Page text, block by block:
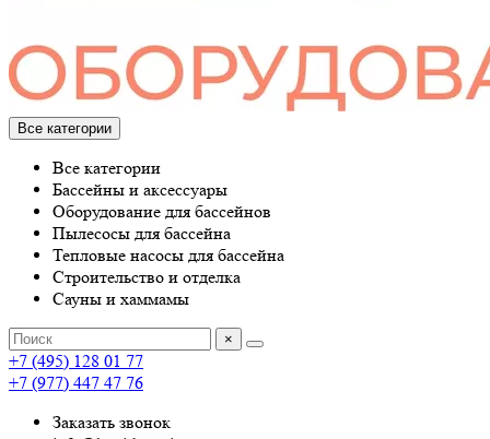
Все категории
Все категории
Бассейны и аксессуары
Оборудование для бассейнов
Пылесосы для бассейна
Тепловые насосы для бассейна
Строительство и отделка
Сауны и хаммамы
×
+7 (495) 128 01 77
+7 (977) 447 47 76
Заказать звонок